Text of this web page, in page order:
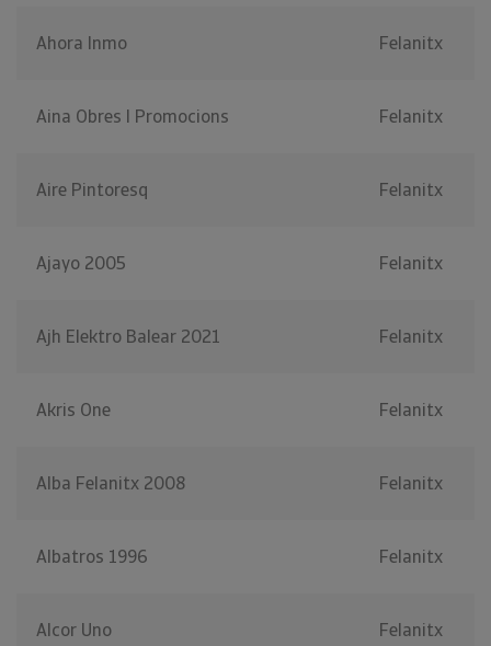
Ahora Inmo Felanitx
Aina Obres I Promocions Felanitx
Aire Pintoresq Felanitx
Ajayo 2005 Felanitx
Ajh Elektro Balear 2021 Felanitx
Akris One Felanitx
Alba Felanitx 2008 Felanitx
Albatros 1996 Felanitx
Alcor Uno Felanitx